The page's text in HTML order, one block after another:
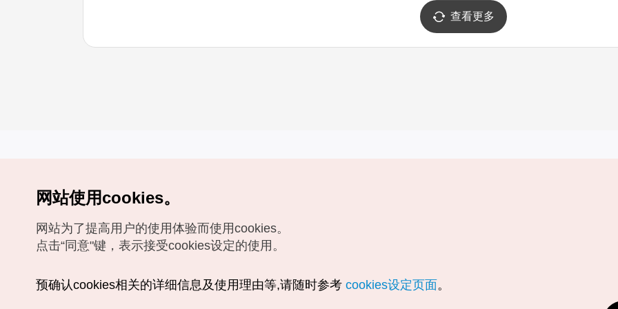
查看更多
数字图书 / 电子书
定位服务
如有相关疑问或建议，欢迎来信。VISITKOREA官方邮箱
chnsim@knto.or.kr
网站使用cookies。
网站为了提高用户的使用体验而使用cookies。
点击“同意"键，表示接受cookies设定的使用。
预确认cookies相关的详细信息及使用理由等,请随时参考 cookies设定页面。